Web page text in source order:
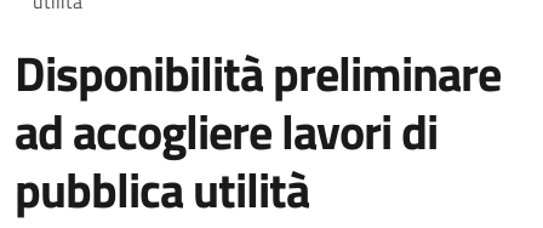
Disponibilità preliminare
ad accogliere lavori di
pubblica utilità